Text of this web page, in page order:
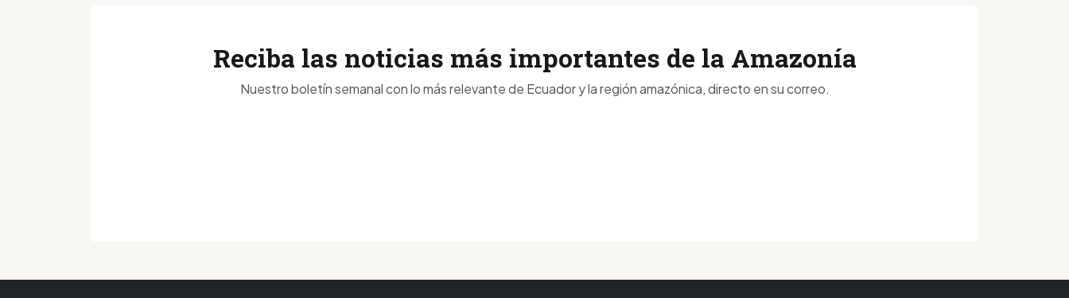
Reciba las noticias más importantes de la Amazonía
Nuestro boletín semanal con lo más relevante de Ecuador y la región amazónica, directo en su correo.